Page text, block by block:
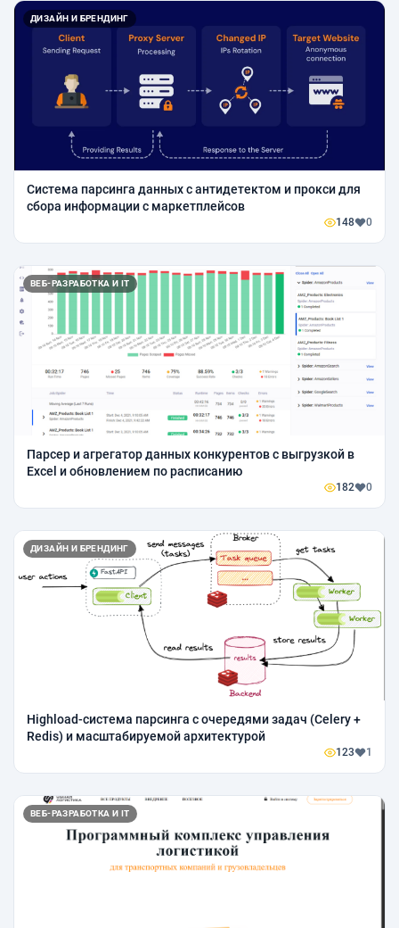
ДИЗАЙН И БРЕНДИНГ
Система парсинга данных с антидетектом и прокси для
сбора информации с маркетплейсов
148 0
ВЕБ-РАЗРАБОТКА И IT
Парсер и агрегатор данных конкурентов с выгрузкой в
Excel и обновлением по расписанию
182 0
ДИЗАЙН И БРЕНДИНГ
Highload-система парсинга с очередями задач (Celery +
Redis) и масштабируемой архитектурой
123 1
ВЕБ-РАЗРАБОТКА И IT